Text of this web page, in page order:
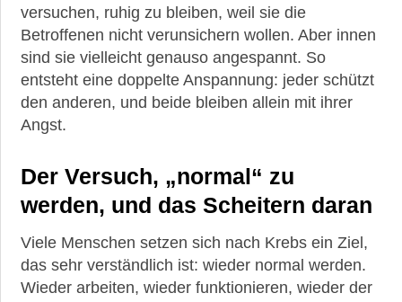
versuchen, ruhig zu bleiben, weil sie die
Betroffenen nicht verunsichern wollen. Aber innen
sind sie vielleicht genauso angespannt. So
entsteht eine doppelte Anspannung: jeder schützt
den anderen, und beide bleiben allein mit ihrer
Angst.
Der Versuch, „normal“ zu
werden, und das Scheitern daran
Viele Menschen setzen sich nach Krebs ein Ziel,
das sehr verständlich ist: wieder normal werden.
Wieder arbeiten, wieder funktionieren, wieder der